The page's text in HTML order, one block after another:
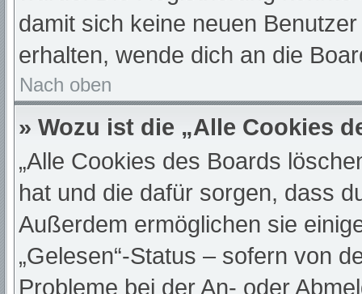
damit sich keine neuen
erhalten, wende dich an die
Nach oben
» Wozu ist die „Alle Cookies
„Alle Cookies des Boards
hat und die dafür sorgen, dass
Außerdem ermöglichen sie
„Gelesen“-Status – sofern von
Probleme bei der An- oder